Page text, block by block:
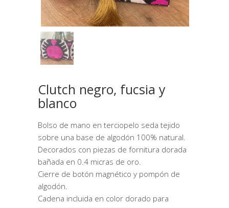
Clutch negro, fucsia y
blanco
Bolso de mano en terciopelo seda tejido
sobre una base de algodón 100% natural.
Decorados con piezas de fornitura dorada
bañada en 0.4 micras de oro.
Cierre de botón magnético y pompón de
algodón.
Cadena incluida en color dorado para